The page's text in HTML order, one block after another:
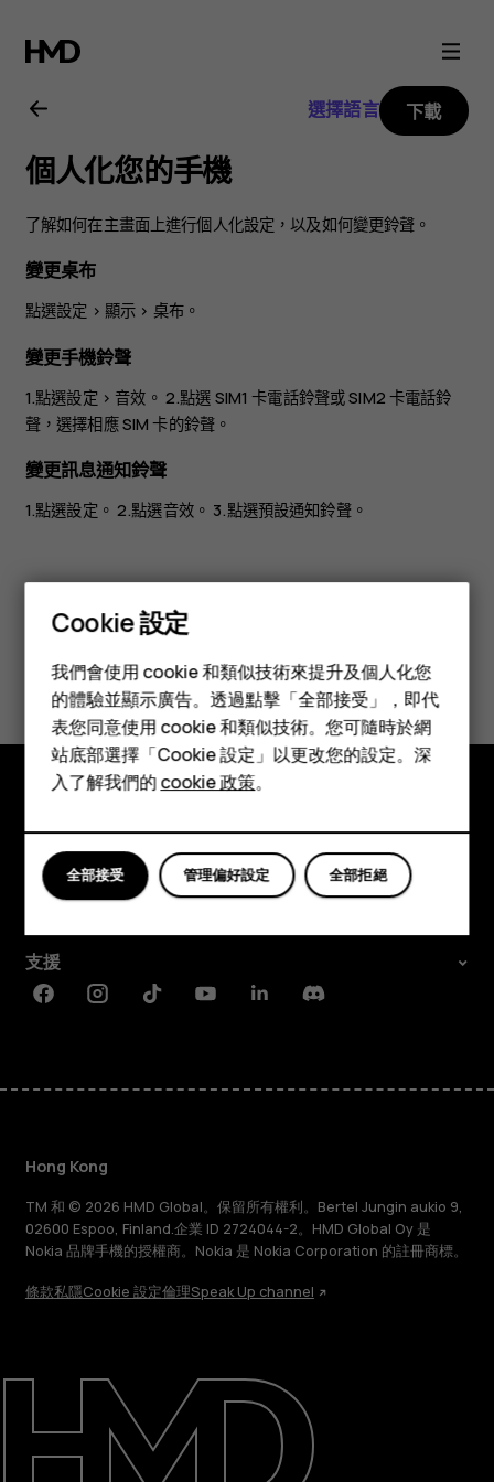
Nokia
6
用
戶
指
南
智慧型手機
功能型手機
配件
平板電腦
關於
維修、循環再用、回收再造
支援
選擇語言 下載
個人化您的手機
了解如何在主畫面上進行個人化設定，以及如何變更鈴聲。
變更桌布
點選設定 > 顯示 > 桌布。
變更手機鈴聲
1.點選設定 > 音效 。 2.點選 SIM1 卡電話鈴聲或SIM2 卡電話鈴
聲 ，選擇相應 SIM 卡的鈴聲。
變更訊息通知鈴聲
1.點選設定 。 2.點選音效。 3.點選預設通知鈴聲。
您認為這有幫助嗎？
是 否
關於
支援
FacebookInstagramTiktokYoutubeLinkedinDiscord
Hong Kong
TM 和 © 2026 HMD Global。保留所有權利。Bertel Jungin aukio 9,
02600 Espoo, Finland.企業 ID 2724044-2。HMD Global Oy 是
Nokia 品牌手機的授權商。Nokia 是 Nokia Corporation 的註冊商標。
條款私隱Cookie 設定倫理Speak Up channel
Cookie 設定
我們會使用 cookie 和類似技術來提升及個人化您
的體驗並顯示廣告。透過點擊「全部接受」，即代
表您同意使用 cookie 和類似技術。您可隨時於網
站底部選擇「Cookie 設定」以更改您的設定。深
入了解我們的cookie 政策。
全部拒絕
管理偏好設定
全部接受